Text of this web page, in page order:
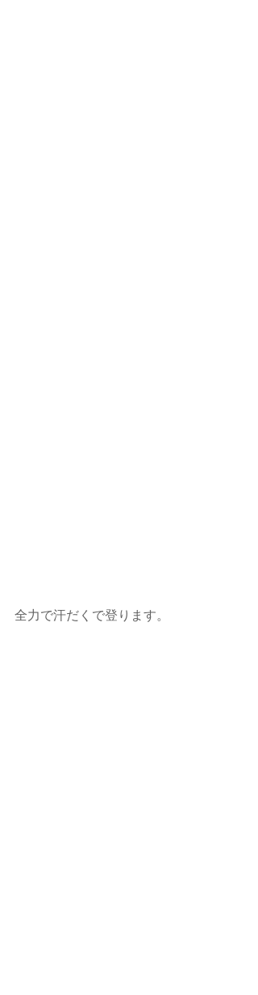
全力で汗だくで登ります。